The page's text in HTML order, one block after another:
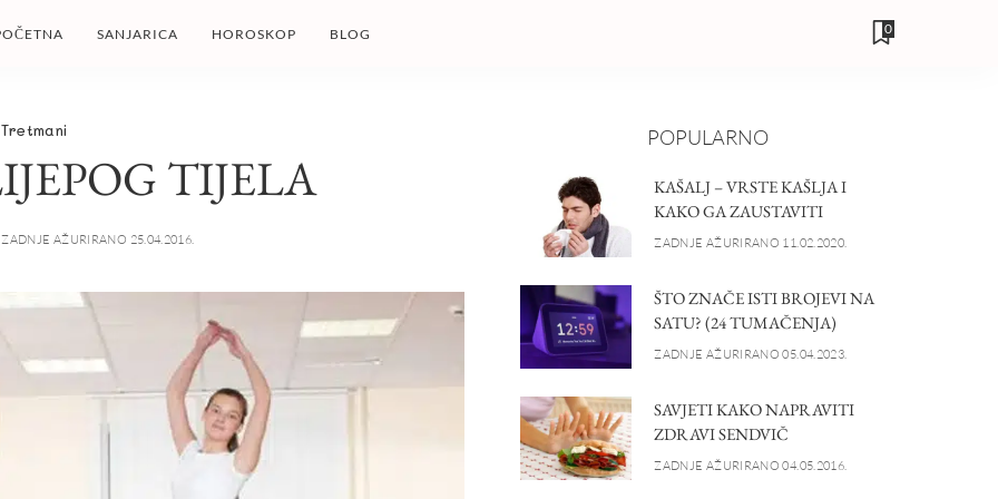
SANJARICA HOROSKOP BLOG 0
Tretmani
TIJELA
ZADNJE AŽURIRANO 25.04.2016.
POPULARNO
KAŠALJ – VRSTE KAŠLJA I
KAKO GA ZAUSTAVITI
ZADNJE AŽURIRANO 11.02.2020.
ŠTO ZNAČE ISTI BROJEVI NA
SATU? (24 TUMAČENJA)
ZADNJE AŽURIRANO 05.04.2023.
SAVJETI KAKO NAPRAVITI
ZDRAVI SENDVIČ
ZADNJE AŽURIRANO 04.05.2016.